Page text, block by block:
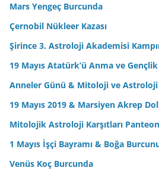
Mars Yengeç Burcunda
Çernobil Nükleer Kazası
Şirince 3. Astroloji Akademisi
19 Mayıs Atatürk’ü Anma ve
Anneler Günü & Mitoloji ve Astroloji
19 Mayıs 2019 & Marsiyen Akrep
Mitolojik Astroloji Karşıtları
1 Mayıs İşçi Bayramı & Boğa
Venüs Koç Burcunda